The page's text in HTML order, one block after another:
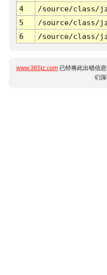
4
/source/class/
5
/source/class/
6
/source/class/
www.365jz.com 已经将此出错信
们